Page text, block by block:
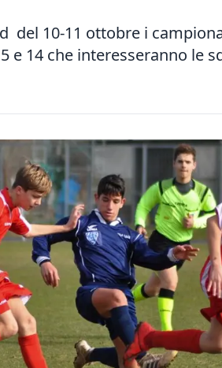
del 10-11 ottobre i
e 14 che interesseranno le